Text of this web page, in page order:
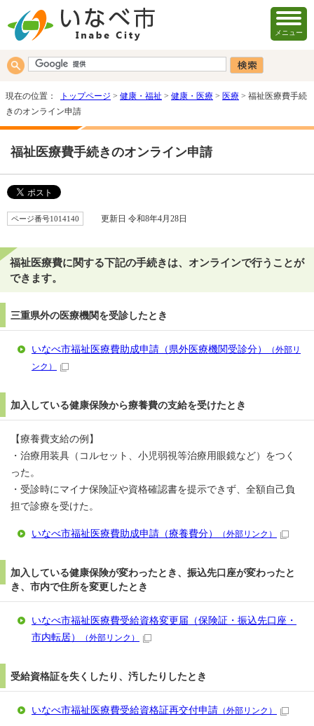
メニュー
現在の位置： トップページ > 健康・福祉 > 健康・医療 > 医療 > 福祉医療費手続
きのオンライン申請
福祉医療費手続きのオンライン申請
ページ番号1014140 更新日 令和8年4月28日
福祉医療費に関する下記の手続きは、オンラインで行うことが
できます。
三重県外の医療機関を受診したとき
いなべ市福祉医療費助成申請（県外医療機関受診分）
（外部リ
ンク）
加入している健康保険から療養費の支給を受けたとき
【療養費支給の例】
・治療用装具（コルセット、小児弱視等治療用眼鏡など）をつく
った。
・受診時にマイナ保険証や資格確認書を提示できず、全額自己負
担で診療を受けた。
いなべ市福祉医療費助成申請（療養費分） （外部リンク）
加入している健康保険が変わったとき、振込先口座が変わったと
き、市内で住所を変更したとき
いなべ市福祉医療費受給資格変更届（保険証・振込先口座・
市内転居）
（外部リンク）
受給資格証を失くしたり、汚したりしたとき
いなべ市福祉医療費受給資格証再交付申請 （外部リンク）